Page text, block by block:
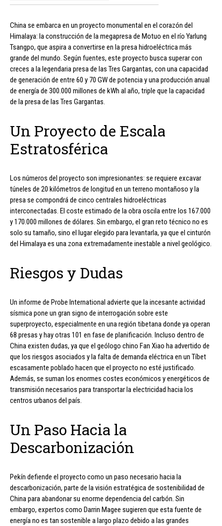
China se embarca en un proyecto monumental en el corazón del
Himalaya: la construcción de la megapresa de Motuo en el río Yarlung
Tsangpo, que aspira a convertirse en la presa hidroeléctrica más
grande del mundo. Según fuentes, este proyecto busca superar con
creces a la legendaria presa de las Tres Gargantas, con una capacidad
de generación de entre 60 y 70 GW de potencia y una producción anual
de energía de 300.000 millones de kWh al año, triple que la capacidad
de la presa de las Tres Gargantas.
Un Proyecto de Escala
Estratosférica
Los números del proyecto son impresionantes: se requiere excavar
túneles de 20 kilómetros de longitud en un terreno montañoso y la
presa se compondrá de cinco centrales hidroeléctricas
interconectadas. El coste estimado de la obra oscila entre los 167.000
y 170.000 millones de dólares. Sin embargo, el gran reto técnico no es
solo su tamaño, sino el lugar elegido para levantarla, ya que el cinturón
del Himalaya es una zona extremadamente inestable a nivel geológico.
Riesgos y Dudas
Un informe de Probe International advierte que la incesante actividad
sísmica pone un gran signo de interrogación sobre este
superproyecto, especialmente en una región tibetana donde ya operan
68 presas y hay otras 101 en fase de planificación. Incluso dentro de
China existen dudas, ya que el geólogo chino Fan Xiao ha advertido de
que los riesgos asociados y la falta de demanda eléctrica en un Tíbet
escasamente poblado hacen que el proyecto no esté justificado.
Además, se suman los enormes costes económicos y energéticos de
transmisión necesarios para transportar la electricidad hacia los
centros urbanos del país.
Un Paso Hacia la
Descarbonización
Pekín defiende el proyecto como un paso necesario hacia la
descarbonización, parte de la visión estratégica de sostenibilidad de
China para abandonar su enorme dependencia del carbón. Sin
embargo, expertos como Darrin Magee sugieren que esta fuente de
energía no es tan sostenible a largo plazo debido a las grandes